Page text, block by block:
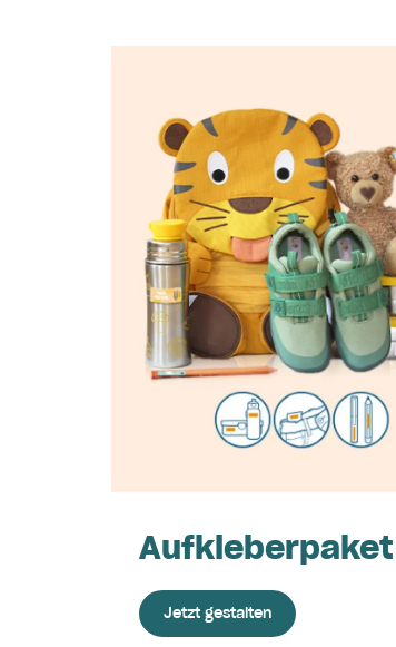
Aufkleberpaket
Jetzt gestalten